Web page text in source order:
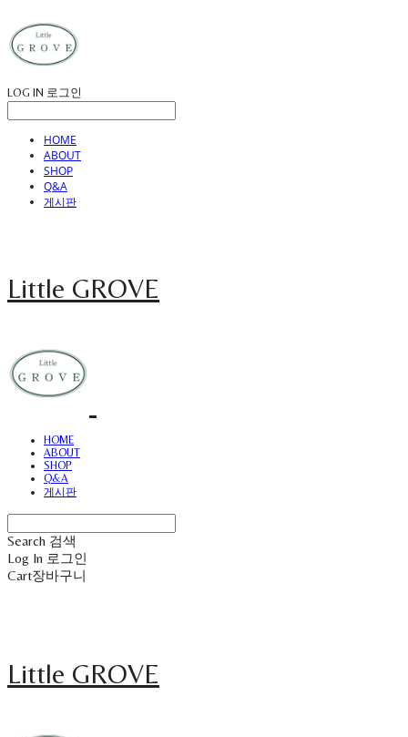
LOG IN 로그인
HOME
ABOUT
SHOP
Q&A
게시판
Little GROVE
HOME
ABOUT
SHOP
Q&A
게시판
Search 검색
Log In 로그인
Cart장바구니
Little GROVE